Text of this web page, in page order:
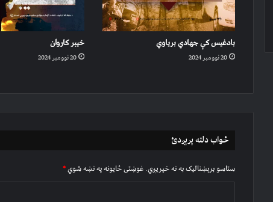
بادغیس کې جهادي بریاوي
20 نوومبر 2024
خیبر کاروان
20 نوومبر 2024
ځواب دلته پرېږدئ
ستاسو برېښناليک به نه خپريږي.غوښتى ځایونه په نښه شوي*